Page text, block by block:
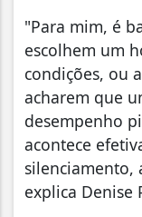
"Para mim, é
escolhem um
condições, ou
acharem que
desempenho
acontece
silenciamento,
explica Denise